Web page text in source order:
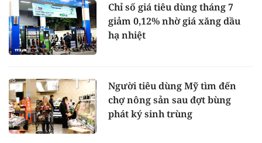
Chỉ số giá tiêu dùng tháng 7
giảm 0,12% nhờ giá xăng dầu
hạ nhiệt
Người tiêu dùng Mỹ tìm đến
chợ nông sản sau đợt bùng
phát ký sinh trùng